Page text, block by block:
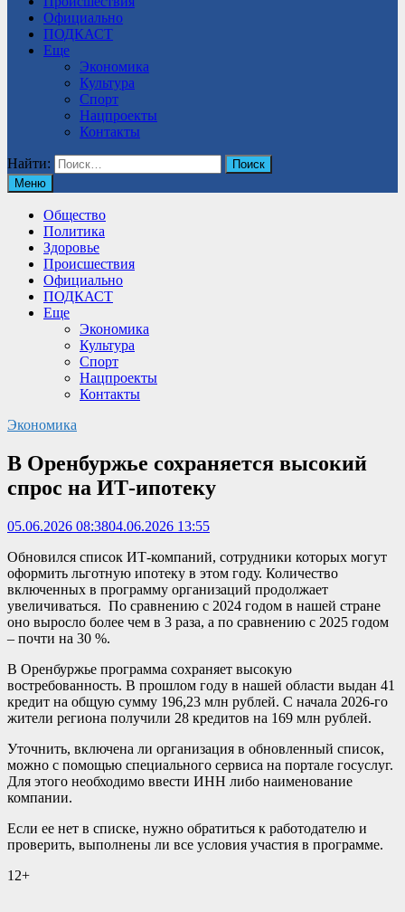
Официально
ПОДКАСТ
Еще
Экономика
Культура
Спорт
Нацпроекты
Контакты
Найти:
Меню
Общество
Политика
Здоровье
Происшествия
Официально
ПОДКАСТ
Еще
Экономика
Культура
Спорт
Нацпроекты
Контакты
Экономика
В Оренбуржье сохраняется высокий
спрос на ИТ-ипотеку
05.06.2026 08:3804.06.2026 13:55
Обновился список ИТ-компаний, сотрудники которых могут
оформить льготную ипотеку в этом году. Количество
включенных в программу организаций продолжает
увеличиваться. По сравнению с 2024 годом в нашей стране
оно выросло более чем в 3 раза, а по сравнению с 2025 годом
– почти на 30 %.
В Оренбуржье программа сохраняет высокую
востребованность. В прошлом году в нашей области выдан 41
кредит на общую сумму 196,23 млн рублей. С начала 2026-го
жители региона получили 28 кредитов на 169 млн рублей.
Уточнить, включена ли организация в обновленный список,
можно с помощью специального сервиса на портале госуслуг.
Для этого необходимо ввести ИНН либо наименование
компании.
Если ее нет в списке, нужно обратиться к работодателю и
проверить, выполнены ли все условия участия в программе.
12+